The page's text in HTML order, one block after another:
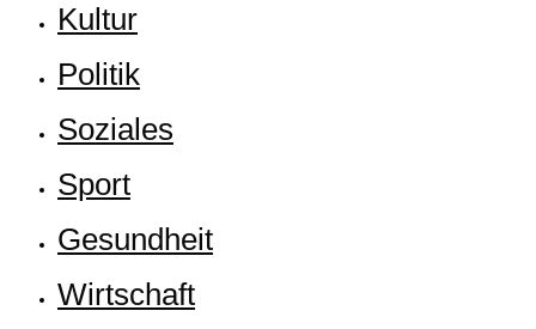
Kul­tur
Poli­tik
Sozia­les
Sport
Gesund­heit
Wirt­schaft